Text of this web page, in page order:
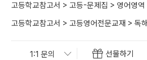
고등학교참고서 > 고등-문제집 > 영어영역
고등학교참고서 > 고등영어전문교재 > 독
선물하기